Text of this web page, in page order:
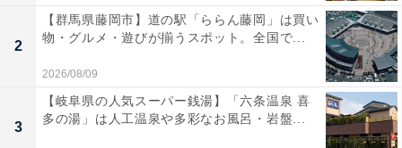
【おすすめ記事】
「金銭面で不安はない」と断言。世帯年収1550万円・子
2人育てる共働き世帯、1カ月の収支内訳とは？
2
【群馬県藤岡市】道の駅「ららん藤岡」は買い
物・グルメ・遊びが揃うスポット。全国で...
2026/08/09
3
【岐阜県の人気スーパー銭湯】「六条温泉 喜
多の湯」は人工温泉や多彩なお風呂・岩盤...